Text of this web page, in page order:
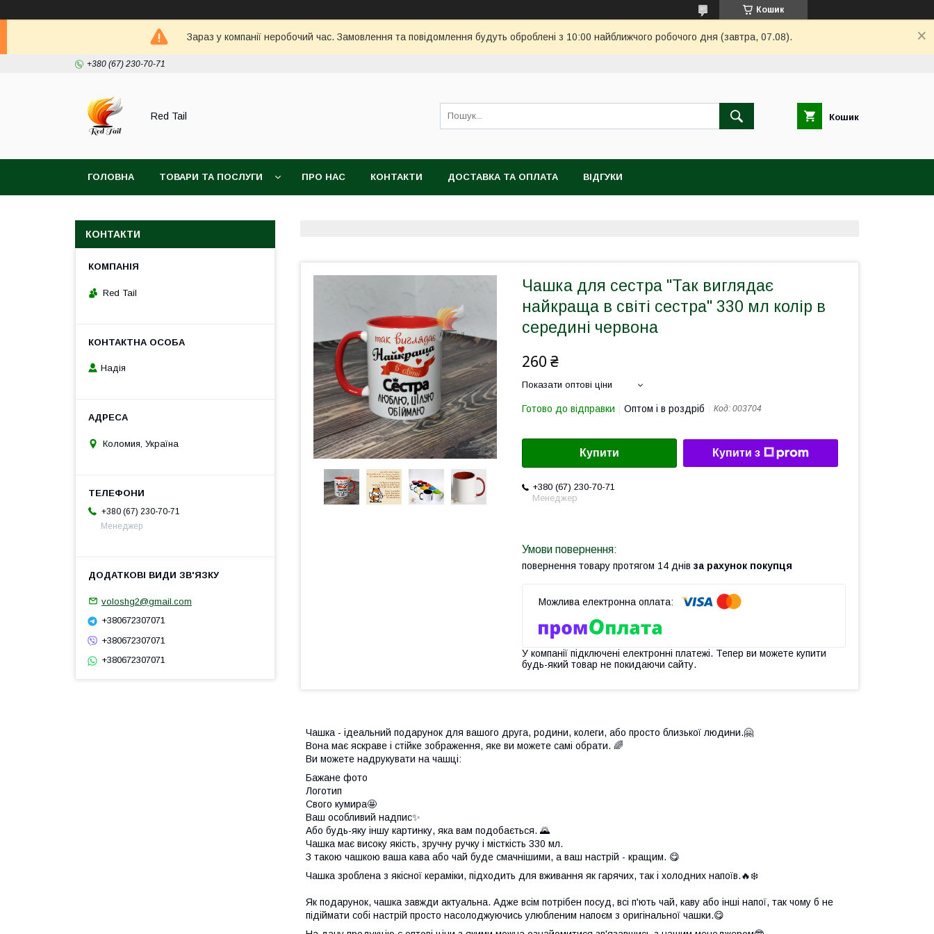
Кошик
Зараз у компанії неробочий час. Замовлення та повідомлення будуть оброблені з 10:00 найближчого робочого дня (завтра, 07.08).
+380 (67) 230-70-71
Red Tail Кошик
ГОЛОВНА ТОВАРИ ТА ПОСЛУГИ ПРО НАС КОНТАКТИ ДОСТАВКА ТА ОПЛАТА ВІДГУКИ
Чашка для сестра "Так виглядає
найкраща в світі сестра" 330 мл колір в
середині червона
260 ₴
Показати оптові ціни
Готово до відправки Оптом і в роздріб Код: 003704
Купити Купити з
+380 (67) 230-70-71
Менеджер
повернення товару протягом 14 днів за рахунок покупця
У компанії підключені електронні платежі. Тепер ви можете купити
будь-який товар не покидаючи сайту.
Чашка - ідеальний подарунок для вашого друга, родини, колеги, або просто близької людини.🤗
Вона має яскраве і стійке зображення, яке ви можете самі обрати. 🌈
Ви можете надрукувати на чашці:
Бажане фото
Логотип
Свого кумира🤩
Ваш особливий надпис✨
Або будь-яку іншу картинку, яка вам подобається. 🌄
Чашка має високу якість, зручну ручку і місткість 330 мл.
З такою чашкою ваша кава або чай буде смачнішими, а ваш настрій - кращим. 😋
Чашка зроблена з якісної кераміки, підходить для вживання як гарячих, так і холодних напоїв.🔥❄️
Як подарунок, чашка завжди актуальна. Адже всім потрібен посуд, всі п'ють чай, каву або інші напої, так чому б не
підіймати собі настрій просто насолоджуючись улюбленим напоєм з оригінальної чашки.😋
КОНТАКТИ
Red Tail
Надія
Коломия, Україна
+380 (67) 230-70-71
Менеджер
voloshg2@gmail.com
+380672307071
+380672307071
+380672307071